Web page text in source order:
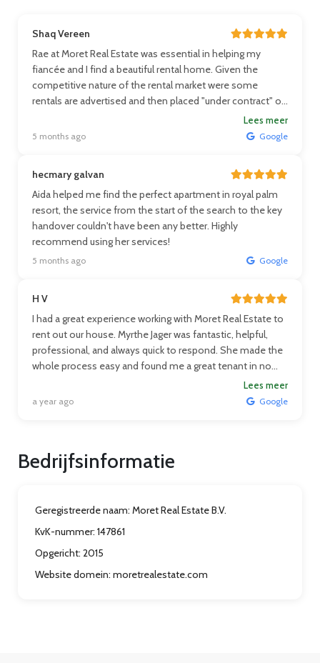
Shaq Vereen
Rae at Moret Real Estate was essential in helping my
fiancée and I find a beautiful rental home. Given the
competitive nature of the rental market were some
rentals are advertised and then placed "under contract" on
the same day, Rae continuously searched the market and
kept us up to date with new rentals until we finally found a
company to get our goods to the new place. I would
definitely recommend any buyer or renter to contact Rae
for her services, expertise, and advice when looking for a
new home! Thanks again for all the help Rae & Myrthe!
Lees meer
5 months ago Google
hecmary galvan
Aida helped me find the perfect apartment in royal palm
resort, the service from the start of the search to the key
handover couldn't have been any better. Highly
recommend using her services!
5 months ago Google
H V
I had a great experience working with Moret Real Estate to
rent out our house. Myrthe Jager was fantastic, helpful,
professional, and always quick to respond. She made the
whole process easy and found me a great tenant in no
Myrthe Jager, for anyone looking to rent out their property!
Lees meer
a year ago Google
Bedrijfsinformatie
Geregistreerde naam: Moret Real Estate B.V.
KvK-nummer: 147861
Opgericht: 2015
Website domein: moretrealestate.com